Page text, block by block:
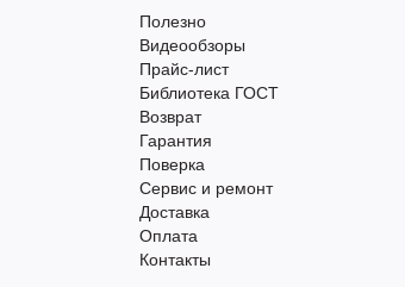
Полезно
Видеообзоры
Прайс-лист
Библиотека ГОСТ
Возврат
Гарантия
Поверка
Сервис и ремонт
Доставка
Оплата
Контакты